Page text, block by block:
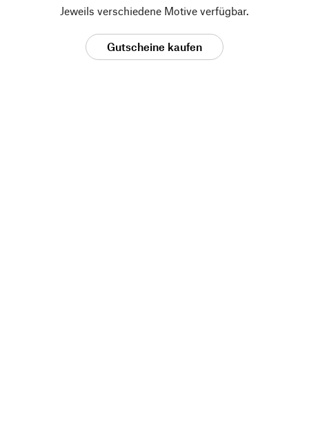
Jeweils verschiedene Motive verfügbar.
Gutscheine kaufen